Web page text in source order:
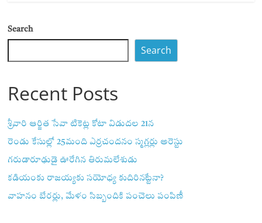
Search
Search
Recent Posts
శ్రీవారి ఆర్జిత సేవా టికెట్ల కోటా విడుదల 21న
రెండు కేసుల్లో 25మంది ఎర్రచందనం స్మగ్లర్లు అరెస్టు
గరుడారూఢుడై ఊరేగిన తిరుమలేశుడు
కడియంకు రాజయ్యకు సయోధ్య కుదిరినట్టేనా?
వాహ‌నం బేర‌ర్లు, మేళం సిబ్బందికి పంచెలు పంపిణీ